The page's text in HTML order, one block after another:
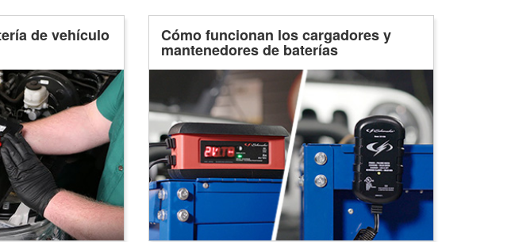
de vehículo Cómo funcionan los cargadores y
mantenedores de baterías